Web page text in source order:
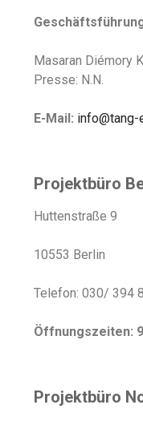
Masaran Diémory
Presse: N.N.
E-Mail: info@tang-
Projektbüro
Huttenstraße 9
10553 Berlin
Telefon: 030/ 394
Öffnungszeiten:
Projektbüro